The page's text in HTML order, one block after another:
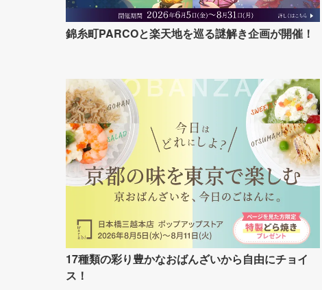
錦糸町PARCOと楽天地を巡る謎解き企画が開催！
17種類の彩り豊かなおばんざいから自由にチョイ
ス！